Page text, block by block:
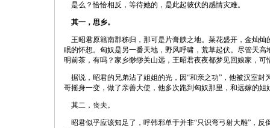
是么？恰恰相反，等待她的，是此起彼伏的感情灾难。
其一，思乡。
王昭君原籍南郡秭归，那可是片膏腴之地。菜花盛开，金灿
眠的怀想。匈奴是另一番天地，野风呼啸，荒草起伏。尽管天
明前茶，有吗？家乡缈缈关山远，王昭君夜夜都梦见回娘家，
据说，昭君的兄弟沾了姐姐的光，因“和亲之功”，他被汉室
哥摇身一变，做了亲善大使，他多次跑到匈奴那里，和远嫁的
其二，丧夫。
昭君似乎应该知足了，呼韩邪单于并非“只识弯弓射大雕”，